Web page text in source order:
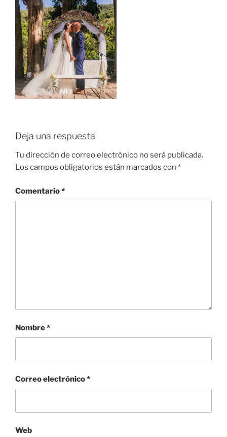
Deja una respuesta
Tu dirección de correo electrónico no será publicada.
Los campos obligatorios están marcados con *
Comentario*
Nombre*
Correo electrónico*
Web